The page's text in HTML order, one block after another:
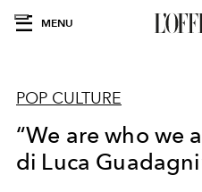
MENU
POP CULTURE
“We are who we
di Luca